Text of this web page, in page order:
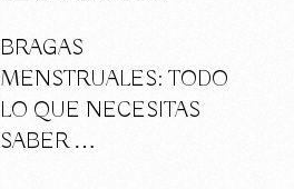
BRAGAS
MENSTRUALES: TODO
LO QUE NECESITAS
SABER …